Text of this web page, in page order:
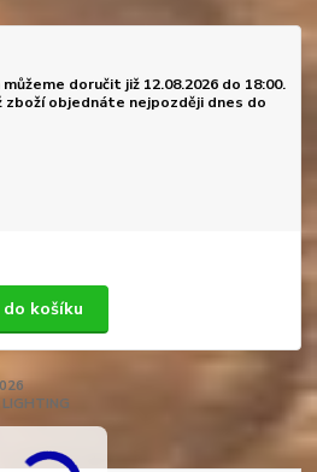
můžeme doručit již 12.08.2026 do 18:00.
zboží objednáte nejpozději dnes do
košíku
LIGHTING